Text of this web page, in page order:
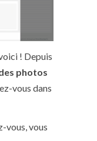
! Depuis
photos
vous dans
vous, vous